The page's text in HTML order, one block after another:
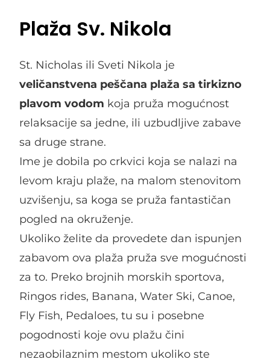
Plaža Sv. Nikola
St. Nicholas ili Sveti Nikola je
veličanstvena peščana plaža sa tirkizno
plavom vodom koja pruža mogućnost
relaksacije sa jedne, ili uzbudljive zabave
sa druge strane.
Ime je dobila po crkvici koja se nalazi na
levom kraju plaže, na malom stenovitom
uzvišenju, sa koga se pruža fantastičan
pogled na okruženje.
Ukoliko želite da provedete dan ispunjen
zabavom ova plaža pruža sve mogućnosti
za to. Preko brojnih morskih sportova,
Ringos rides, Banana, Water Ski, Canoe,
Fly Fish, Pedaloes, tu su i posebne
pogodnosti koje ovu plažu čini
nezaobilaznim mestom ukoliko ste